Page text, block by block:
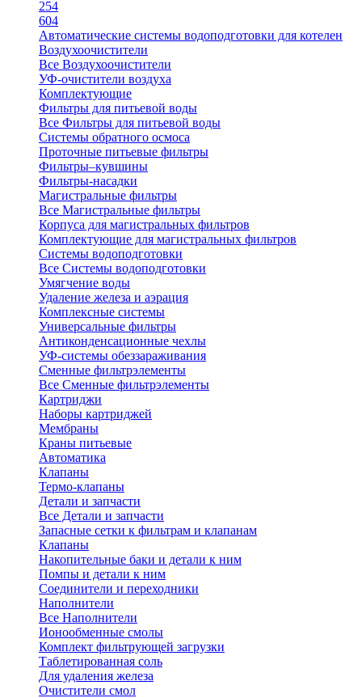
254
604
Автоматические системы водоподготовки для котелен
Воздухоочистители
Все Воздухоочистители
УФ-очистители воздуха
Комплектующие
Фильтры для питьевой воды
Все Фильтры для питьевой воды
Системы обратного осмоса
Проточные питьевые фильтры
Фильтры–кувшины
Фильтры-насадки
Магистральные фильтры
Все Магистральные фильтры
Корпуса для магистральных фильтров
Комплектующие для магистральных фильтров
Системы водоподготовки
Все Системы водоподготовки
Умягчение воды
Удаление железа и аэрация
Комплексные системы
Универсальные фильтры
Антиконденсационные чехлы
УФ-системы обеззараживания
Сменные фильтрэлементы
Все Сменные фильтрэлементы
Картриджи
Наборы картриджей
Мембраны
Краны питьевые
Автоматика
Клапаны
Термо-клапаны
Детали и запчасти
Все Детали и запчасти
Запасные сетки к фильтрам и клапанам
Клапаны
Накопительные баки и детали к ним
Помпы и детали к ним
Соединители и переходники
Наполнители
Все Наполнители
Ионообменные смолы
Комплект фильтрующей загрузки
Таблетированная соль
Для удаления железа
Очистители смол